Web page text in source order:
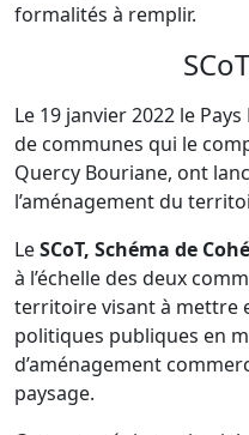
formalités à remplir.
Le 19 janvier 2022 le
de communes qui le
Quercy Bouriane, ont
l’aménagement du
LeSCoT, Schéma de
à l’échelle des deux
territoire visant à mettre
politiques publiques en
d’aménagement
paysage.